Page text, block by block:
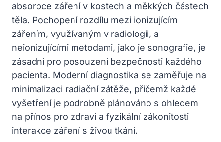
absorpce záření v kostech a měkkých částech
těla. Pochopení rozdílu mezi ionizujícím
zářením, využívaným v radiologii, a
neionizujícími metodami, jako je sonografie, je
zásadní pro posouzení bezpečnosti každého
pacienta. Moderní diagnostika se zaměřuje na
minimalizaci radiační zátěže, přičemž každé
vyšetření je podrobně plánováno s ohledem
na přínos pro zdraví a fyzikální zákonitosti
interakce záření s živou tkání.